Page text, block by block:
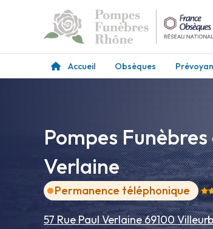
Accueil Obsèques
Pompes
Verlaine
Permanence téléphonique
57 Rue Paul Verlaine69100